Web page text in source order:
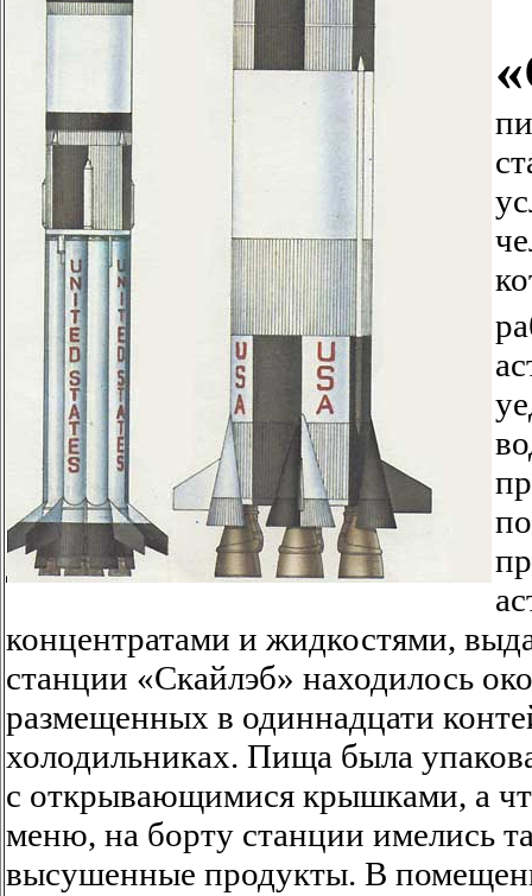
концентратами и жидкостями,
станции «Скайлэб» находилось
размещенных в одиннадцати
холодильниках. Пища была
с открывающимися крышками, а
меню, на борту станции имелись
высушенные продукты. В